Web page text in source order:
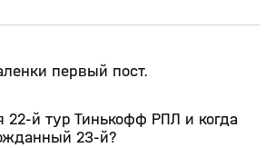
первый пост.
22-й тур Тинькофф РПЛ и когда
23-й?